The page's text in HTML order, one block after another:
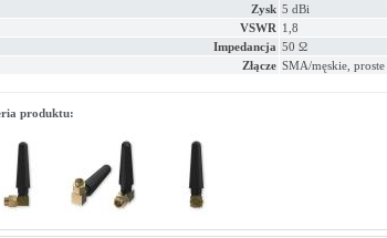
Zysk 5 dBi
VSWR 1,8
Impedancja 50 Ω
Złącze SMA/męskie, proste
produktu: